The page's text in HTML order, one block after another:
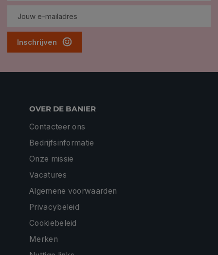
Inschrijven
OVER DE BANIER
Contacteer ons
Bedrijfsinformatie
Onze missie
Vacatures
Algemene voorwaarden
Privacybeleid
Cookiebeleid
Merken